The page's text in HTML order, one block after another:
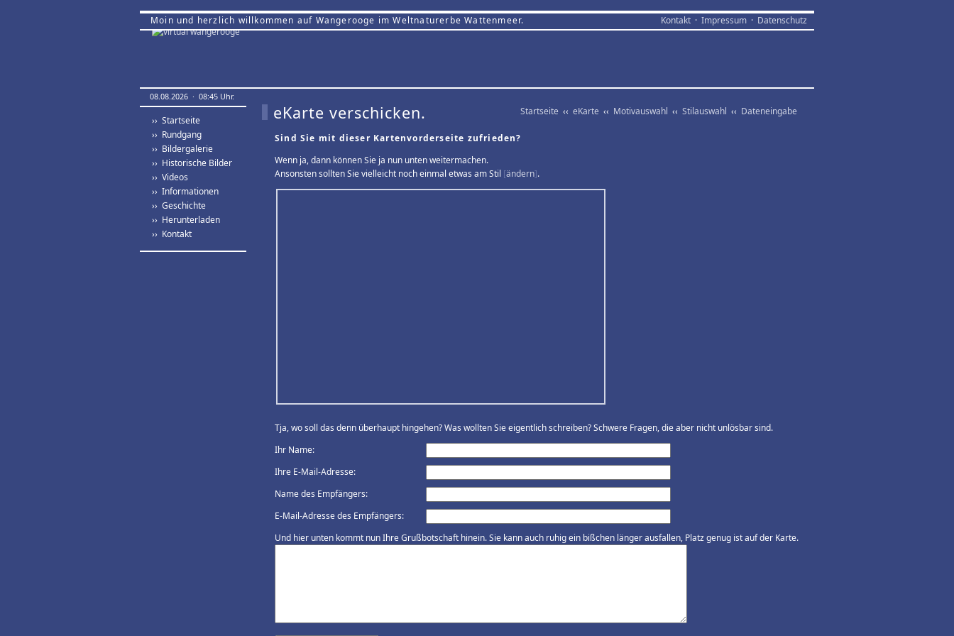
Moin und herzlich willkommen auf Wangerooge im Weltnaturerbe Wattenmeer. Kontakt · Impressum · Datenschutz
08.08.2026 · 08:45 Uhr.
›› Startseite
›› Rundgang
›› Bildergalerie
›› Historische Bilder
›› Videos
›› Informationen
›› Geschichte
›› Herunterladen
›› Kontakt
Startseite ‹‹ eKarte ‹‹ Motivauswahl ‹‹ Stilauswahl ‹‹ Dateneingabe
eKarte verschicken.
Sind Sie mit dieser Kartenvorderseite zufrieden?
Wenn ja, dann können Sie ja nun unten weitermachen.
Ansonsten sollten Sie vielleicht noch einmal etwas am Stil [ändern].
Tja, wo soll das denn überhaupt hingehen? Was wollten Sie eigentlich schreiben? Schwere Fragen, die aber nicht unlösbar sind.
Ihr Name:
Ihre E-Mail-Adresse:
Name des Empfängers:
E-Mail-Adresse des Empfängers:
Und hier unten kommt nun Ihre Grußbotschaft hinein. Sie kann auch ruhig ein bißchen länger ausfallen, Platz genug ist auf der Karte.